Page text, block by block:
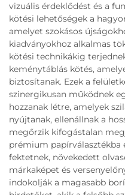
vizuális érdeklődést és a
kötési lehetőségek a
amelyet szokásos
kiadványokhoz alkalmas
kötési technikákig
keménytáblás kötés,
biztosítanak. Ezek a
szinergikusan működnek
hozzanak létre, amelyek
nyújtanak, ellenállnak a
megőrzik kifogástalan
prémium papírválasztékba
fektetnek, növekedett
márkaképet és
indokolják a magasabb